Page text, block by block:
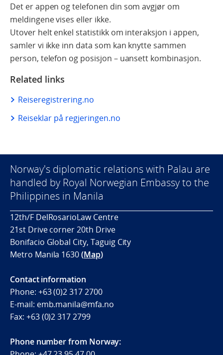
Det er appen og telefonen din som avgjør om
meldingene vises eller ikke.
Utover helt enkel statistikk om interaksjon i appen,
samler vi ikke inn data som kan knytte sammen
person, telefon og posisjon – uansett kombinasjon.
Related links
Reiseregistrering.no
Reiseklar på regjeringen.no
Norway's diplomatic relations with Palau are
handled by Royal Norwegian Embassy to the
Philippines in Manila
12th/F DelRosarioLaw Centre
21st Drive corner 20th Drive
Bonifacio Global City, Taguig City
Metro Manila 1630(Map)
Contact information
Phone: +63 (0)2 317 2700
E-mail: emb.manila@mfa.no
Fax: +63 (0)2 317 2799
Phone number from Norway: